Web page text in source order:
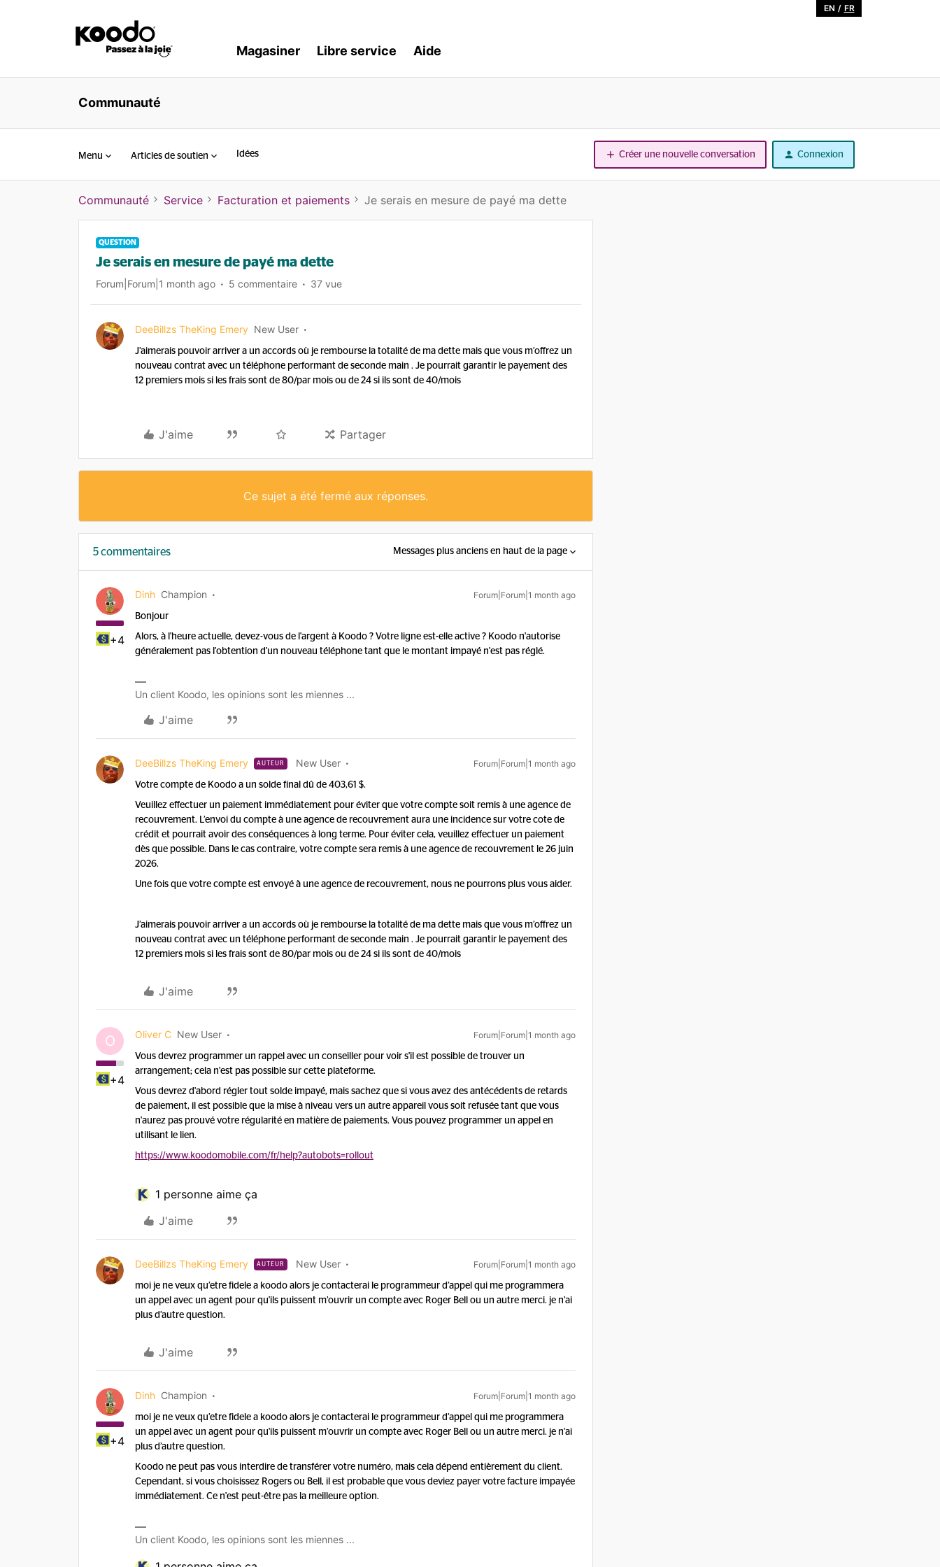
EN / FR
Magasiner Libre service Aide
Communauté
Menu Articles de soutien Idées Créer une nouvelle conversation Connexion
Communauté Service Facturation et paiements Je serais en mesure de payé ma dette
QUESTION
Je serais en mesure de payé ma dette
Forum|Forum|1 month ago 5 commentaire 37 vue
DeeBillzs TheKing Emery New User
J’aimerais pouvoir arriver a un accords où je rembourse la totalité de ma dette mais que vous m’offrez un
nouveau contrat avec un téléphone performant de seconde main . Je pourrait garantir le payement des
12 premiers mois si les frais sont de 80/par mois ou de 24 si ils sont de 40/mois
J'aime Partager
Ce sujet a été fermé aux réponses.
5 commentaires Messages plus anciens en haut de la page
+4
Dinh Champion Forum|Forum|1 month ago
Bonjour
Alors, à l'heure actuelle, devez-vous de l'argent à Koodo ? Votre ligne est-elle active ? Koodo n'autorise
généralement pas l'obtention d'un nouveau téléphone tant que le montant impayé n'est pas réglé.
Un client Koodo, les opinions sont les miennes ...
J'aime
DeeBillzs TheKing Emery AUTEUR New User Forum|Forum|1 month ago
Votre compte de Koodo a un solde final dû de 403,61 $.
Veuillez effectuer un paiement immédiatement pour éviter que votre compte soit remis à une agence de
recouvrement. L’envoi du compte à une agence de recouvrement aura une incidence sur votre cote de
crédit et pourrait avoir des conséquences à long terme. Pour éviter cela, veuillez effectuer un paiement
dès que possible. Dans le cas contraire, votre compte sera remis à une agence de recouvrement le 26 juin
2026.
Une fois que votre compte est envoyé à une agence de recouvrement, nous ne pourrons plus vous aider.
J’aimerais pouvoir arriver a un accords où je rembourse la totalité de ma dette mais que vous m’offrez un
nouveau contrat avec un téléphone performant de seconde main . Je pourrait garantir le payement des
12 premiers mois si les frais sont de 80/par mois ou de 24 si ils sont de 40/mois
J'aime
O
+4
Oliver C New User Forum|Forum|1 month ago
Vous devrez programmer un rappel avec un conseiller pour voir s'il est possible de trouver un
arrangement; cela n'est pas possible sur cette plateforme.
Vous devrez d'abord régler tout solde impayé, mais sachez que si vous avez des antécédents de retards
de paiement, il est possible que la mise à niveau vers un autre appareil vous soit refusée tant que vous
n'aurez pas prouvé votre régularité en matière de paiements. Vous pouvez programmer un appel en
utilisant le lien.
https://www.koodomobile.com/fr/help?autobots=rollout
1 personne aime ça
J'aime
DeeBillzs TheKing Emery AUTEUR New User Forum|Forum|1 month ago
moi je ne veux qu’etre fidele a koodo alors je contacterai le programmeur d’appel qui me programmera
un appel avec un agent pour qu'ils puissent m’ouvrir un compte avec Roger Bell ou un autre merci. je n’ai
plus d’autre question.
J'aime
+4
Dinh Champion Forum|Forum|1 month ago
moi je ne veux qu’etre fidele a koodo alors je contacterai le programmeur d’appel qui me programmera
un appel avec un agent pour qu'ils puissent m’ouvrir un compte avec Roger Bell ou un autre merci. je n’ai
plus d’autre question.
Koodo ne peut pas vous interdire de transférer votre numéro, mais cela dépend entièrement du client.
Cependant, si vous choisissez Rogers ou Bell, il est probable que vous deviez payer votre facture impayée
immédiatement. Ce n'est peut-être pas la meilleure option.
Un client Koodo, les opinions sont les miennes ...